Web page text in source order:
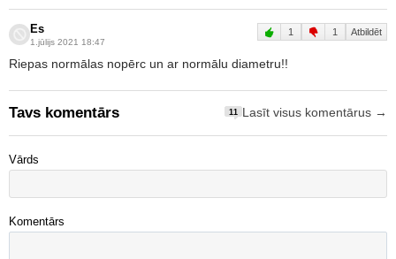
Es
1.jūlijs 2021 18:47
1 1 Atbildēt
Riepas normālas nopērc un ar normālu diametru!!
Tavs komentārs 11 Lasīt visus komentārus →
Vārds
Komentārs